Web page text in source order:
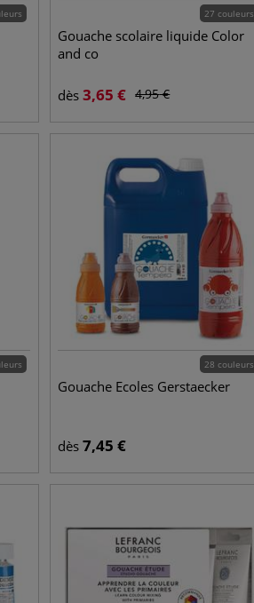
27 couleurs
Gouache scolaire liquide Color
and co
dès 3,65 € 4,95€
28 couleurs
Gouache Ecoles Gerstaecker
dès 7,45 €